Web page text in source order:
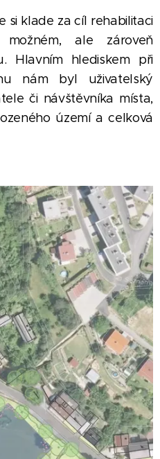
si klade za cíl rehabilitaci
ale zároveň
Hlavním hlediskem při
nám byl uživatelský
či návštěvníka místa,
území a celková